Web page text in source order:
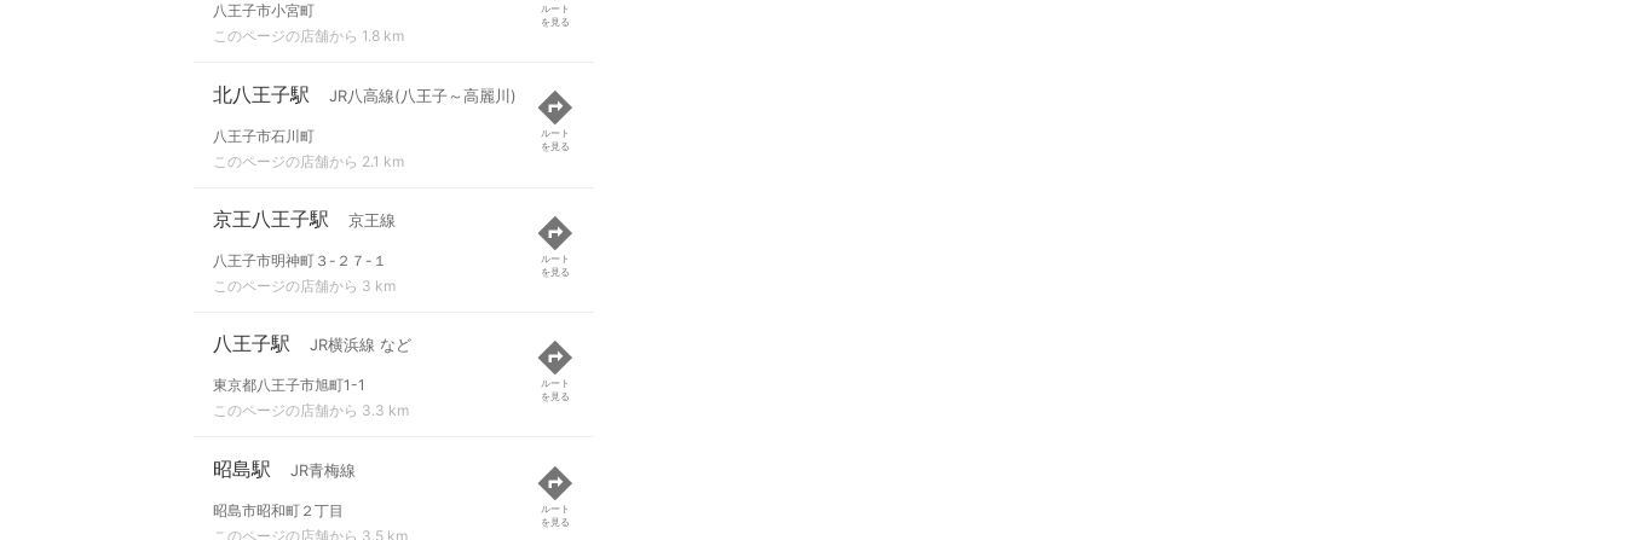
八王子市小宮町
このページの店舗から 1.8 km
ルート
を見る
北八王子駅 JR八高線(八王子～高麗川)
八王子市石川町
このページの店舗から 2.1 km
ルート
を見る
京王八王子駅 京王線
八王子市明神町３-２７-１
このページの店舗から 3 km
ルート
を見る
八王子駅 JR横浜線 など
東京都八王子市旭町1-1
このページの店舗から 3.3 km
ルート
を見る
昭島駅 JR青梅線
昭島市昭和町２丁目
このページの店舗から 3.5 km
ルート
を見る